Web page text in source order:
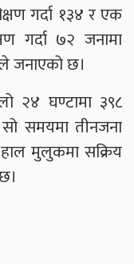
गर्दा १३४ र एक
गर्दा ७२ जनामा
जनाएको छ।
२४ घण्टामा ३९८
समयमा तीनजना
मुलुकमा सक्रिय